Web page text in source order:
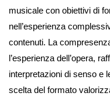
musicale con obiettivi di
nell’esperienza
contenuti. La
l’esperienza dell’opera,
interpretazioni di senso e
scelta del formato